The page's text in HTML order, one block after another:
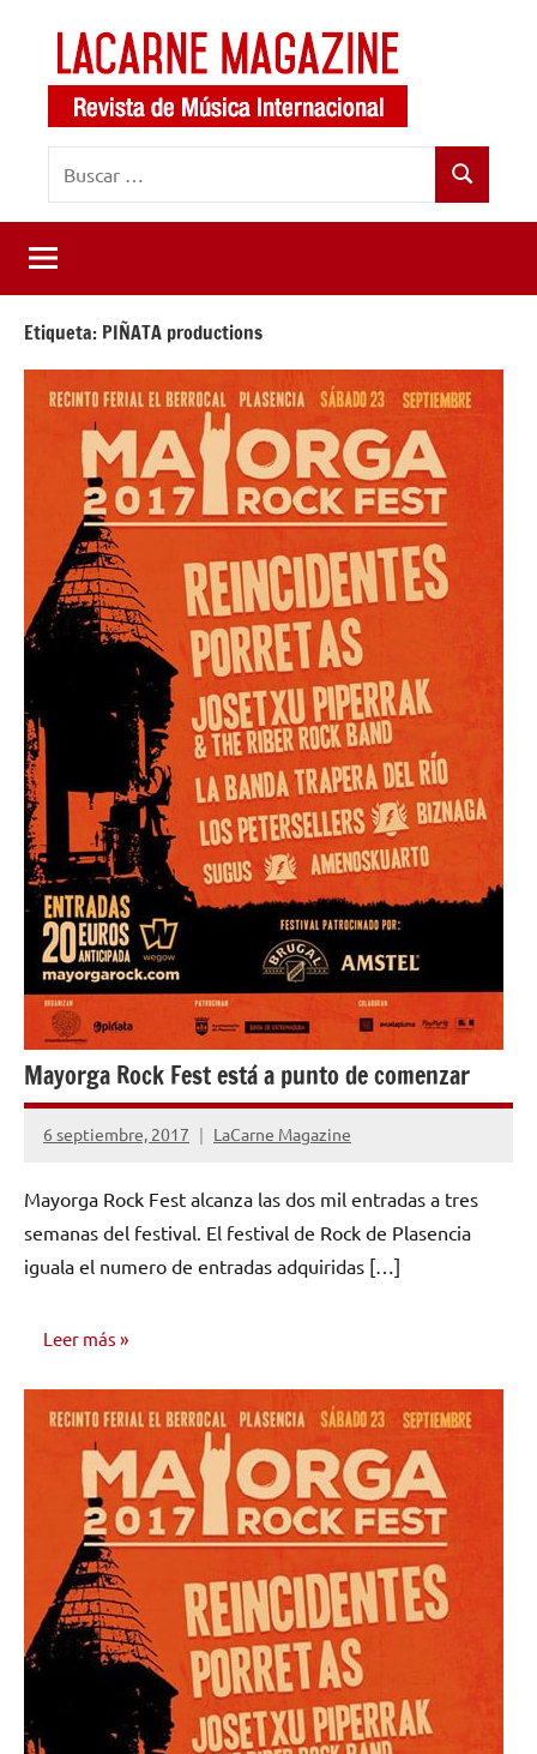
contenido
LaCarne
Magazine
de
música
internacional
Buscar
Etiqueta: PIÑATA productions
Mayorga Rock Fest está a punto de comenzar
6 septiembre, 2017 LaCarne Magazine
No
comentarios
Mayorga Rock Fest alcanza las dos mil entradas a tres
semanas del festival. El festival de Rock de Plasencia
iguala el numero de entradas adquiridas […]
Leer más
NOTICIAS